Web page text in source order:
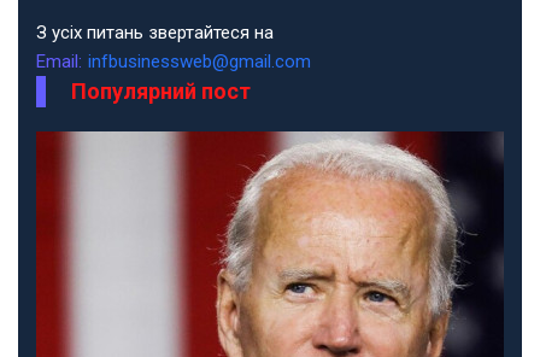
З усіх питань звертайтеся на
Email: infbusinessweb@gmail.com
Популярний пост